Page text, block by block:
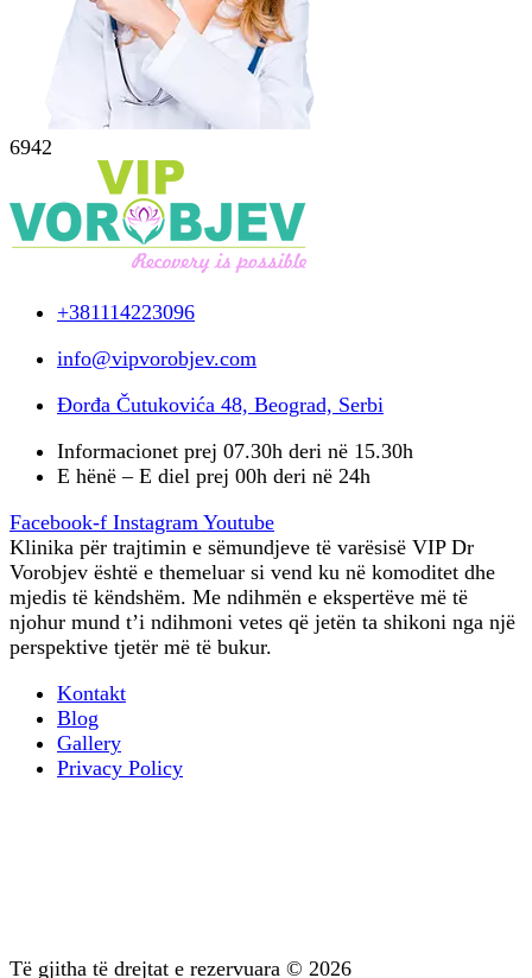
6942
+381114223096
info@vipvorobjev.com
Đorđa Čutukovića 48, Beograd, Serbi
Informacionet prej 07.30h deri në 15.30h
E hënë – E diel prej 00h deri në 24h
Facebook-f Instagram Youtube
Klinika për trajtimin e sëmundjeve të varësisë VIP Dr
Vorobjev është e themeluar si vend ku në komoditet dhe
mjedis të këndshëm. Me ndihmën e ekspertëve më të
njohur mund t’i ndihmoni vetes që jetën ta shikoni nga një
perspektive tjetër më të bukur.
Kontakt
Blog
Gallery
Privacy Policy
Të gjitha të drejtat e rezervuara © 2026